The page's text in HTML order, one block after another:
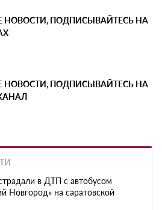
НОВОСТИ, ПОДПИСЫВАЙТЕСЬ НА
НОВОСТИ, ПОДПИСЫВАЙТЕСЬ НА
в ДТП с автобусом
Новгород» на саратовской